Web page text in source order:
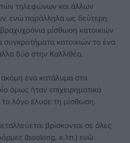
τηλεφώνων και άλλων
ενώ παράλληλα ως δεύτερη
μίσθωση κατοικιών
συγκροτήματα κατοικιών το ένα
δύο στην Καλλιθέα.
ακόμη ένα κατάλυμα στα
όμως ήταν επιχειρηματικά
λόγο έλυσε τη μίσθωση.
βρίσκονται σε όλες
(booking, κ.λπ.) ενώ